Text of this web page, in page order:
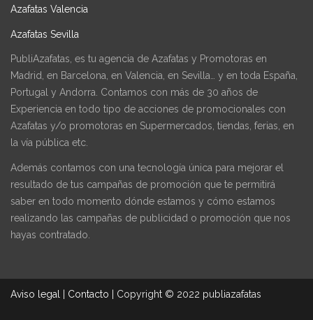
Azafatas Valencia
Azafatas Sevilla
PubliAzafatas, es tu agencia de Azafatas y Promotoras en
Madrid, en Barcelona, en Valencia, en Sevilla… y en toda España,
Portugal y Andorra. Contamos con más de 30 años de
Experiencia en todo tipo de acciones de promocionales con
Azafatas y/o promotoras en Supermercados, tiendas, ferias, en
la vía pública etc.
Además contamos con una tecnología única para mejorar el
resultado de tus campañas de promoción que te permitirá
saber en todo momento dónde estamos y cómo estamos
realizando las campañas de publicidad o promoción que nos
hayas contratado.
Aviso legal Contacto Copyright © 2022 publiazafatas